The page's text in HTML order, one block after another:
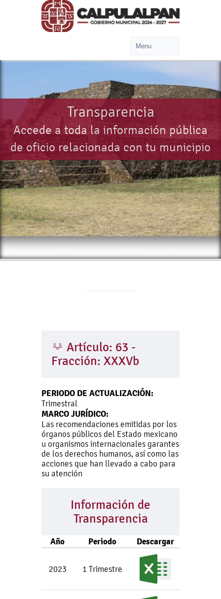
Transparencia
Accede a toda la información pública
de oficio relacionada con tu municipio
Artículo: 63 -
Fracción: XXXVb
PERIODO DE ACTUALIZACIÓN:
Trimestral
MARCO JURÍDICO:
Las recomendaciones emitidas por los
órganos públicos del Estado mexicano
u organismos internacionales garantes
de los derechos humanos, así como las
acciones que han llevado a cabo para
su atención
Información de
Transparencia
Año Periodo Descargar
2023 1 Trimestre